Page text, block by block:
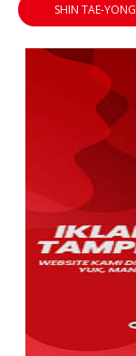
SHIN TAE-YONG